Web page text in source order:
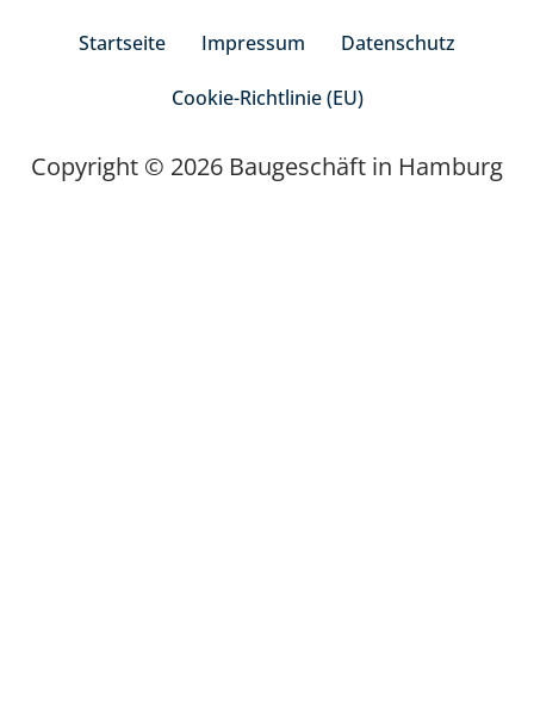
Startseite Impressum Datenschutz
Cookie-Richtlinie (EU)
Copyright © 2026 Baugeschäft in Hamburg